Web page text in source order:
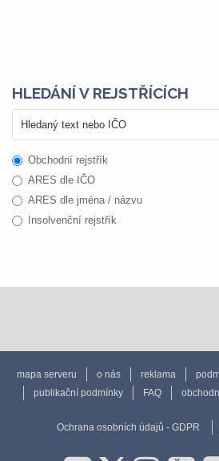
HLEDÁNÍ V REJSTŘÍCÍCH
Obchodní rejstřík
ARES dle IČO
ARES dle jména / názvu
Insolvenční rejstřík
mapa serveru o nás reklama
publikační podmínky
FAQ
Ochrana osobních údajů - GDPR